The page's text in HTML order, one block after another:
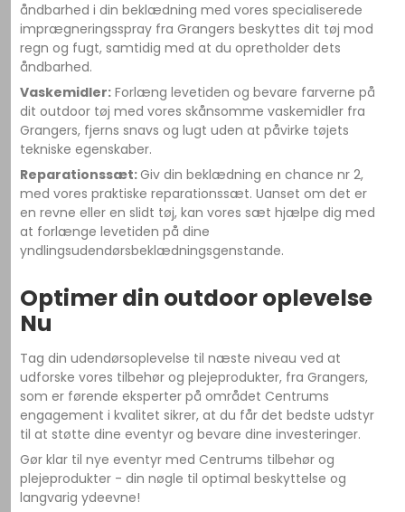
åndbarhed i din beklædning med vores specialiserede
imprægneringsspray fra Grangers beskyttes dit tøj mod
regn og fugt, samtidig med at du opretholder dets
åndbarhed.
Vaskemidler: Forlæng levetiden og bevare farverne på
dit outdoor tøj med vores skånsomme vaskemidler fra
Grangers, fjerns snavs og lugt uden at påvirke tøjets
tekniske egenskaber.
Reparationssæt:Giv din beklædning en chance nr 2,
med vores praktiske reparationssæt. Uanset om det er
en revne eller en slidt tøj, kan vores sæt hjælpe dig med
at forlænge levetiden på dine
yndlingsudendørsbeklædningsgenstande.
Optimer din outdoor oplevelse
Nu
Tag din udendørsoplevelse til næste niveau ved at
udforske vores tilbehør og plejeprodukter, fra Grangers,
som er førende eksperter på området Centrums
engagement i kvalitet sikrer, at du får det bedste udstyr
til at støtte dine eventyr og bevare dine investeringer.
Gør klar til nye eventyr med Centrums tilbehør og
plejeprodukter - din nøgle til optimal beskyttelse og
langvarig ydeevne!